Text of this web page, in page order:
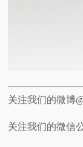
关注我们的微博
关注我们的微信